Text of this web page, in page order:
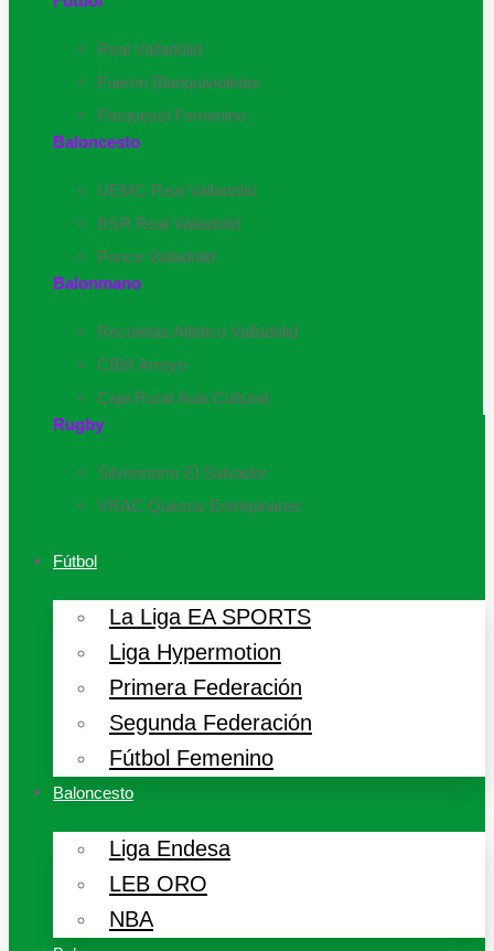
Real Valladolid
Fueron Blanquivioletas
Parquesol Femenino
Baloncesto
UEMC Real Valladolid
BSR Real Valladolid
Ponce Valladolid
Balonmano
Recoletas Atlético Valladolid
CBM Arroyo
Caja Rural Aula Cultural
Rugby
Silverstorm El Salvador
VRAC Quesos Entrepinares
Fútbol
La Liga EA SPORTS
Liga Hypermotion
Primera Federación
Segunda Federación
Fútbol Femenino
Baloncesto
Liga Endesa
LEB ORO
NBA